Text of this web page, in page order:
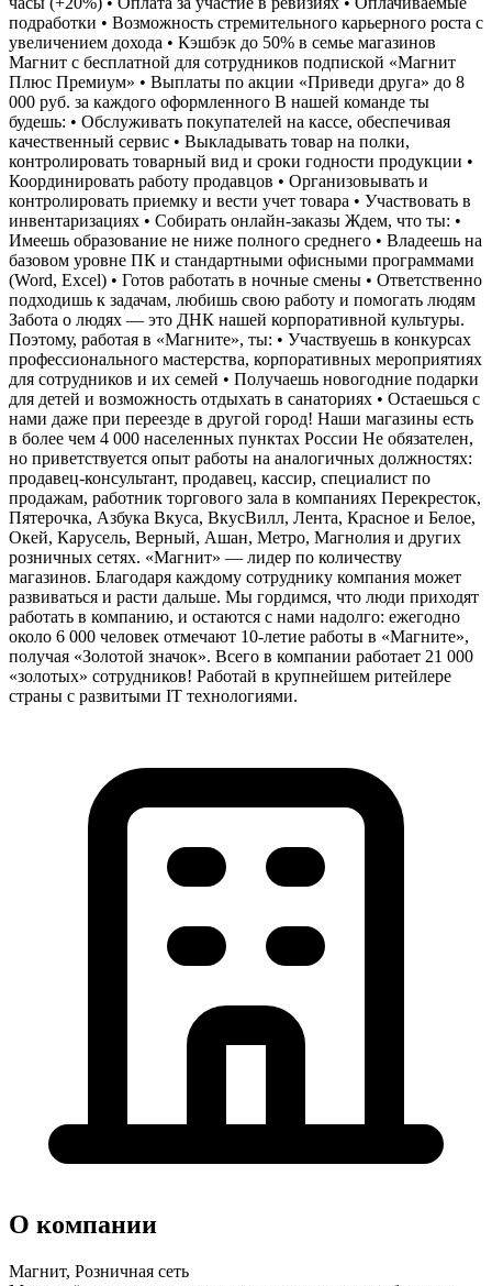
подработки • Возможность стремительного карьерного роста с
увеличением дохода • Кэшбэк до 50% в семье магазинов
Магнит с бесплатной для сотрудников подпиской «Магнит
Плюс Премиум» • Выплаты по акции «Приведи друга» до 8
000 руб. за каждого оформленного В нашей команде ты
будешь: • Обслуживать покупателей на кассе, обеспечивая
качественный сервис • Выкладывать товар на полки,
контролировать товарный вид и сроки годности продукции •
Координировать работу продавцов • Организовывать и
контролировать приемку и вести учет товара • Участвовать в
инвентаризациях • Собирать онлайн-заказы Ждем, что ты: •
Имеешь образование не ниже полного среднего • Владеешь на
базовом уровне ПК и стандартными офисными программами
(Word, Excel) • Готов работать в ночные смены • Ответственно
подходишь к задачам, любишь свою работу и помогать людям
Забота о людях — это ДНК нашей корпоративной культуры.
Поэтому, работая в «Магните», ты: • Участвуешь в конкурсах
профессионального мастерства, корпоративных мероприятиях
для сотрудников и их семей • Получаешь новогодние подарки
для детей и возможность отдыхать в санаториях • Остаешься с
нами даже при переезде в другой город! Наши магазины есть
в более чем 4 000 населенных пунктах России Не обязателен,
но приветствуется опыт работы на аналогичных должностях:
продавец-консультант, продавец, кассир, специалист по
продажам, работник торгового зала в компаниях Перекресток,
Пятерочка, Азбука Вкуса, ВкусВилл, Лента, Красное и Белое,
Окей, Карусель, Верный, Ашан, Метро, Магнолия и других
розничных сетях. «Магнит» — лидер по количеству
магазинов. Благодаря каждому сотруднику компания может
развиваться и расти дальше. Мы гордимся, что люди приходят
работать в компанию, и остаются с нами надолго: ежегодно
около 6 000 человек отмечают 10-летие работы в «Магните»,
получая «Золотой значок». Всего в компании работает 21 000
«золотых» сотрудников! Работай в крупнейшем ритейлере
страны с развитыми IT технологиями.
О компании
Магнит, Розничная сеть